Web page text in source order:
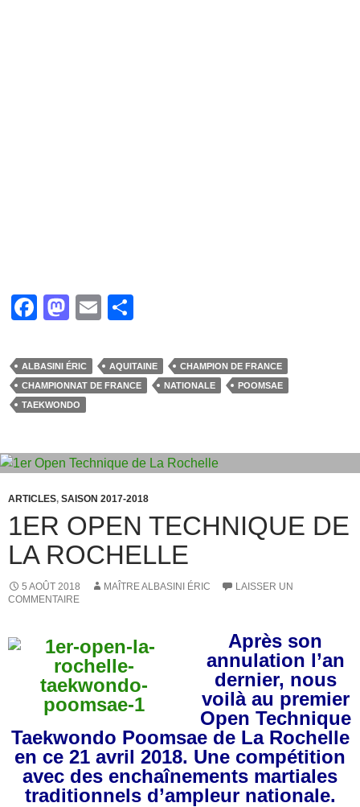
F
c
e
b
o
k
M
st
o
d
n
E
ail ta
g
ALBASINI ÉRIC AQUITAINE
CHAMPION DE FRANCE
CHAMPIONNAT DE FRANCE
NATIONALE
POOMSAE
TAEKWONDO
ARTICLES, SAISON 2017-2018
1ER OPEN TECHNIQUE DE
LA ROCHELLE
5 AOÛT 2018 MAÎTRE ALBASINI ÉRIC
LAISSER UN
COMMENTAIRE
Après son
annulation l’an
dernier, nous
voilà au premier
Open Technique
Taekwondo Poomsae de La Rochelle
en ce 21 avril 2018. Une compétition
avec des enchaînements martiales
traditionnels d’ampleur nationale.